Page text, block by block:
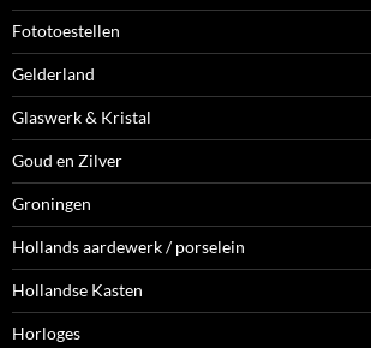
Fototoestellen
Gelderland
Glaswerk & Kristal
Goud en Zilver
Groningen
Hollands aardewerk / porselein
Hollandse Kasten
Horloges